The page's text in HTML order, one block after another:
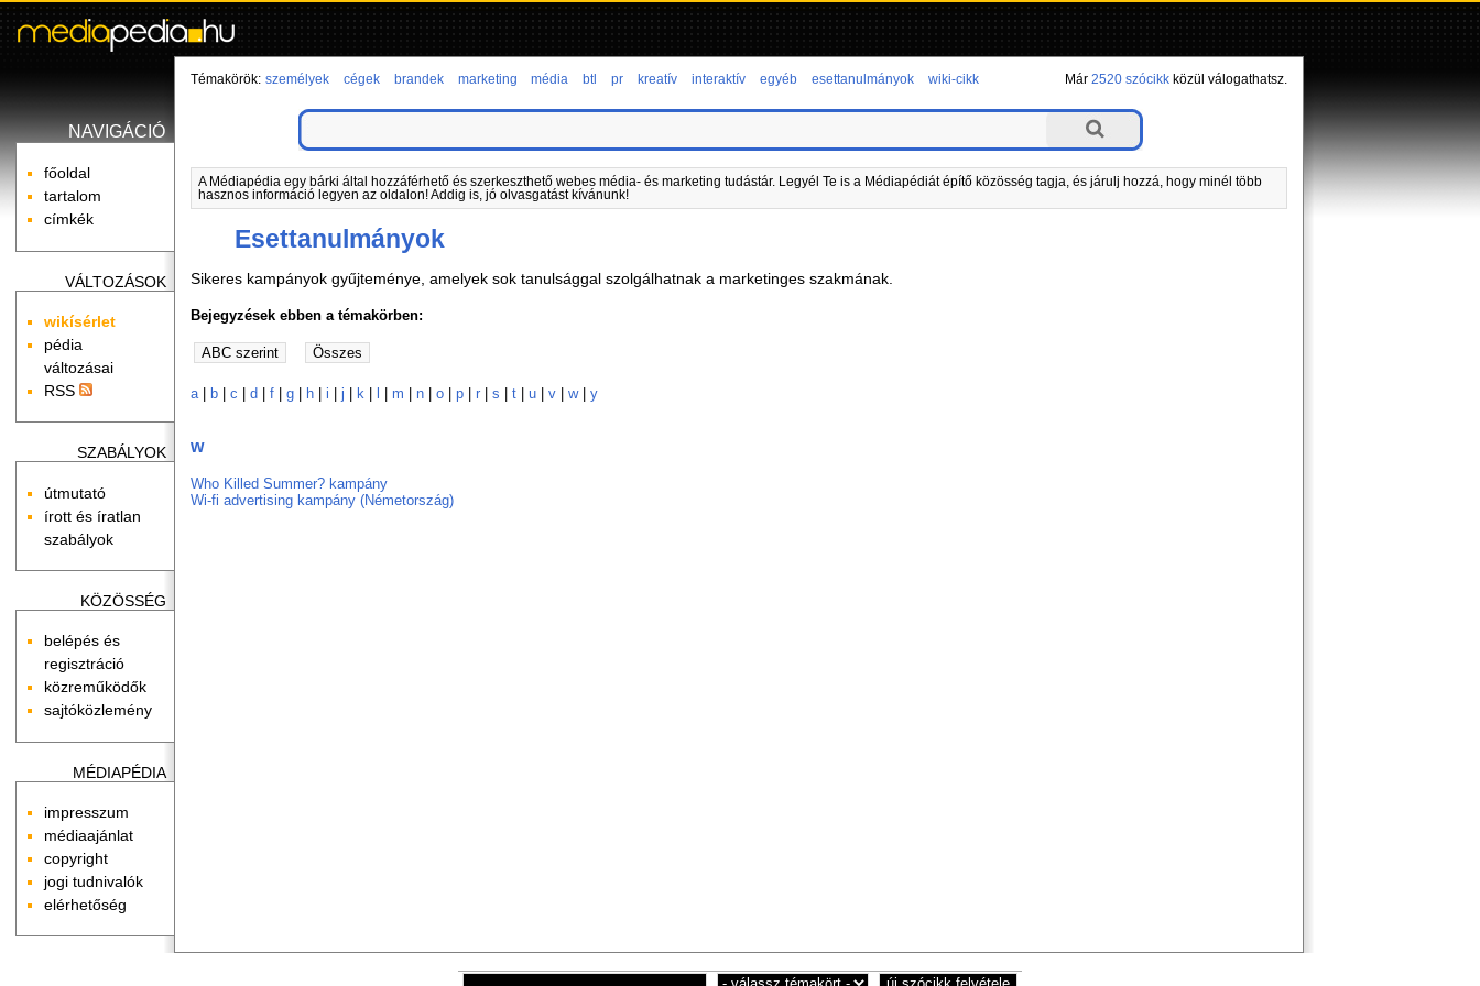
NAVIGÁCIÓ
főoldal
tartalom
címkék
VÁLTOZÁSOK
wikísérlet
pédia
változásai
RSS
SZABÁLYOK
útmutató
írott és íratlan
szabályok
KÖZÖSSÉG
belépés és
regisztráció
közreműködők
sajtóközlemény
MÉDIAPÉDIA
impresszum
médiaajánlat
copyright
jogi tudnivalók
elérhetőség
Témakörök: személyek cégek brandek marketing média btl pr kreatív interaktív egyéb esettanulmányok wiki-cikk Már 2520 szócikkközül válogathatsz.
A Médiapédia egy bárki által hozzáférhető és szerkeszthető webes média- és marketing tudástár. Legyél Te is a Médiapédiát építő közösség tagja, és járulj hozzá, hogy minél több
hasznos információ legyen az oldalon! Addig is, jó olvasgatást kívánunk!
Esettanulmányok
Sikeres kampányok gyűjteménye, amelyek sok tanulsággal szolgálhatnak a marketinges szakmának.
Bejegyzések ebben a témakörben:
a b |c |d |f |g h |i |j k |m |n |o |p |r |s |t |u |v |w|y
w
Who Killed Summer? kampány
Wi-fi advertising kampány (Németország)